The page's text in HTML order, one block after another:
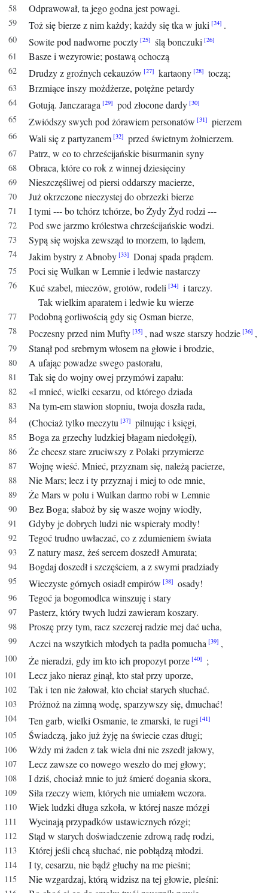
Odprawował, ta jego godna jest powagi.
Toż się bierze z nim każdy; każdy się tka w juki
.
Sowite pod nadworne poczty
ślą bonczuki
Basze i wezyrowie; postawą ochoczą
Drudzy z groźnych cekauzów
kartaony
toczą;
Brzmiące inszy możdżerze, potężne petardy
Gotują. Janczaraga
pod złocone dardy
Zwiódszy swych pod żórawiem personatów
pierzem
Wali się z partyzanem
przed świetnym żołnierzem.
Patrz, w co to chrześcijańskie bisurmanin syny
Obraca, które co rok z winnej dziesięciny
Nieszczęśliwej od piersi oddarszy macierze,
Już okrzczone nieczystej do obrzezki bierze
I tymi --- bo tchórz tchórze, bo Żydy Żyd rodzi ---
Pod swe jarzmo królestwa chrześcijańskie wodzi.
Sypą się wojska zewsząd to morzem, to lądem,
Jakim bystry z Abnoby
Donaj spada prądem.
Poci się Wulkan w Lemnie i ledwie nastarczy
Kuć szabel, mieczów, grotów, rodeli
i tarczy.
Tak wielkim aparatem i ledwie ku wierze
Podobną gorliwością gdy się Osman bierze,
Poczesny przed nim Mufty
, nad wsze starszy hodzie
,
Stanął pod srebrnym włosem na głowie i brodzie,
A ufając powadze swego pastorału,
Tak się do wojny owej przymówi zapału:
«I mnieć, wielki cesarzu, od którego dziada
Na tym-em stawion stopniu, twoja doszła rada,
(Chociaż tylko meczytu
pilnując i księgi,
Boga za grzechy ludzkiej błagam niedołęgi),
Że chcesz stare zruciwszy z Polaki przymierze
Wojnę wieść. Mnieć, przyznam się, należą pacierze,
Nie Mars; lecz i ty przyznaj i miej to ode mnie,
Że Mars w polu i Wulkan darmo robi w Lemnie
Bez Boga; słaboż by się wasze wojny wiodły,
Gdyby je dobrych ludzi nie wspierały modły!
Tegoć trudno uwłaczać, co z zdumieniem świata
Z natury masz, żeś sercem doszedł Amurata;
Bogdaj doszedł i szczęściem, a z swymi pradziady
Wieczyste górnych osiadł empirów
osady!
Tegoć ja bogomodlca winszuję i stary
Pasterz, który twych ludzi zawieram koszary.
Proszę przy tym, racz szczerej radzie mej dać ucha,
Aczci na wszytkich młodych ta padła pomucha
,
Że nieradzi, gdy im kto ich propozyt porze
;
Lecz jako nieraz ginął, kto stał przy uporze,
Tak i ten nie żałował, kto chciał starych słuchać.
Próżnoż na zimną wodę, sparzywszy się, dmuchać!
Ten garb, wielki Osmanie, te zmarski, te rugi
Świadczą, jako już żyję na świecie czas długi;
Wżdy mi żaden z tak wiela dni nie zszedł jałowy,
Lecz zawsze co nowego weszło do mej głowy;
I dziś, chociaż mnie to już śmierć dogania skora,
Siła rzeczy wiem, których nie umiałem wczora.
Wiek ludzki długa szkoła, w której nasze mózgi
Wycinają przypadków ustawicznych rózgi;
Stąd w starych doświadczenie zdrową radę rodzi,
Której jeśli chcą słuchać, nie pobłądzą młodzi.
I ty, cesarzu, nie bądź głuchy na me pieśni;
Nie wzgardzaj, którą widzisz na tej głowie, pleśni: